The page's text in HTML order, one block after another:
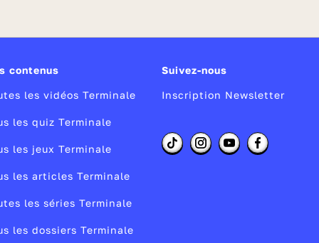
contenus
les vidéos Terminale
les quiz Terminale
les jeux Terminale
les articles Terminale
les séries Terminale
les dossiers Terminale
Suivez-nous
Inscription Newsletter